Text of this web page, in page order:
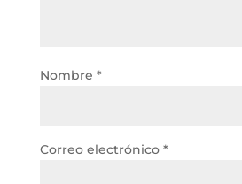
Nombre *
Correo electrónico *